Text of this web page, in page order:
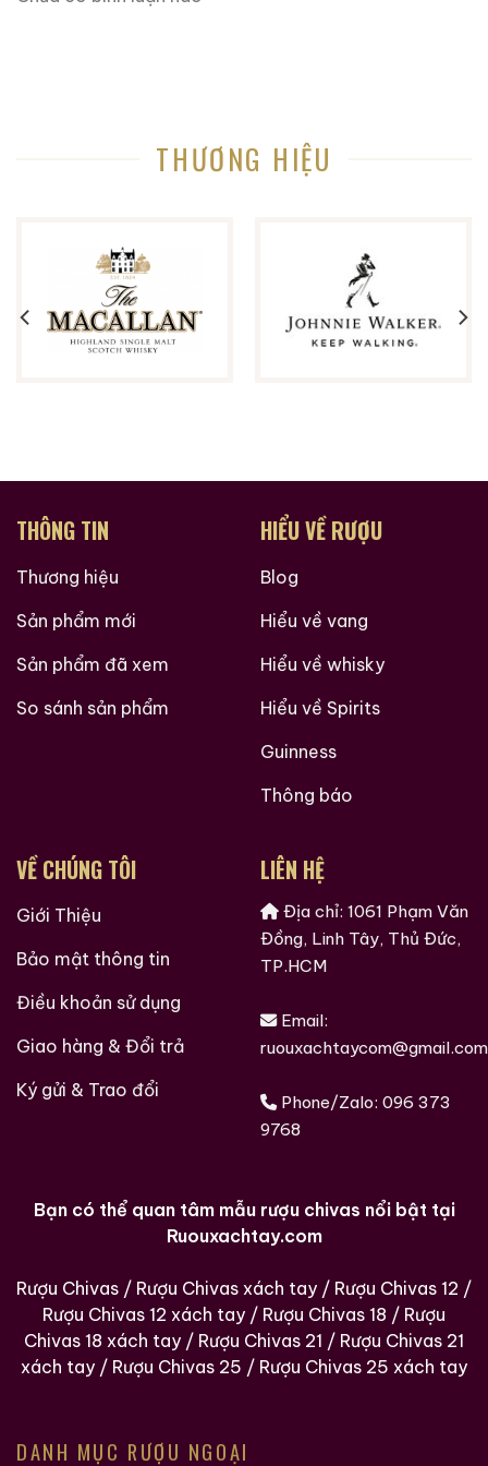
Ruouxachtay.com – Cham Vào Đam Mê
Hàng Ngàn Khách Hàng Của ruouxachtay.com
Các loại rượu sưu tầm quý hiềm trên thế giới tại
Ruouxachtay.com
RUOUXACHTAY.COM – SHOWROOM RƯỢU CHIVAS
XÁCH TAY UY TÍN TẠI HCM
Ruouxachtay.comchuyên cung cấprượu Chivas
trọng và giao hàng tận nơi. Mỗi chai đều nhập khẩu
THƯƠNG HIỆU
THÔNG TIN
Thương hiệu
Sản phẩm mới
Sản phẩm đã xem
So sánh sản phẩm
HIỂU VỀ RƯỢU
Blog
Hiểu về vang
Hiểu về whisky
Hiểu về Spirits
Guinness
Thông báo
VỀ CHÚNG TÔI
Giới Thiệu
Bảo mật thông tin
Điều khoản sử dụng
Giao hàng & Đổi trả
Ký gửi & Trao đổi
LIÊN HỆ
Địa chỉ: 1061 Phạm Văn
Đồng, Linh Tây, Thủ Đức,
TP.HCM
Email:
ruouxachtaycom@gmail.com
Phone/Zalo: 096 373
9768
Bạn có thể quan tâm mẫu rượu chivas nổi bật tại
Ruouxachtay.com
Rượu Chivas / Rượu Chivas xách tay / Rượu Chivas 12 /
Rượu Chivas 12 xách tay / Rượu Chivas 18 / Rượu
Chivas 18 xách tay / Rượu Chivas 21 / Rượu Chivas 21
xách tay / Rượu Chivas 25 / Rượu Chivas 25 xách tay
DANH MỤC RƯỢU NGOẠI